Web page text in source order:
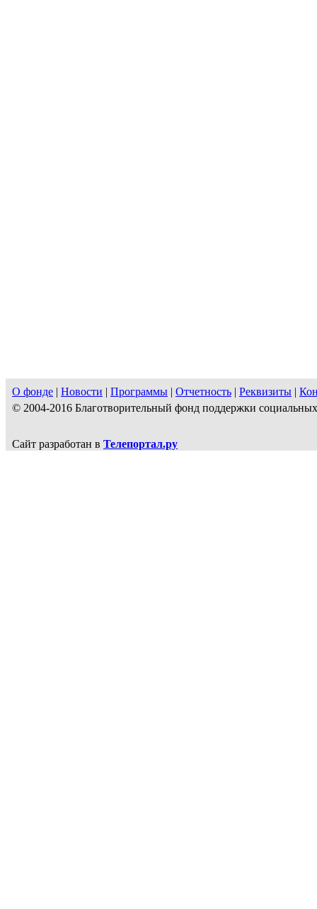
О фонде | Новости | Программы | Отчетность | Реквизиты |
© 2004-2016 Благотворительный фонд поддержки
Сайт разработан в Телепортал.ру